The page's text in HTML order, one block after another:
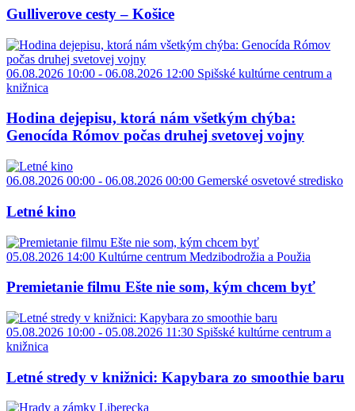
Gulliverove cesty – Košice
06.08.2026 10:00 - 06.08.2026 12:00 Spišské kultúrne centrum a
knižnica
Hodina dejepisu, ktorá nám všetkým chýba:
Genocída Rómov počas druhej svetovej vojny
06.08.2026 00:00 - 06.08.2026 00:00 Gemerské osvetové stredisko
Letné kino
05.08.2026 14:00 Kultúrne centrum Medzibodrožia a Použia
Premietanie filmu Ešte nie som, kým chcem byť
05.08.2026 10:00 - 05.08.2026 11:30 Spišské kultúrne centrum a
knižnica
Letné stredy v knižnici: Kapybara zo smoothie baru